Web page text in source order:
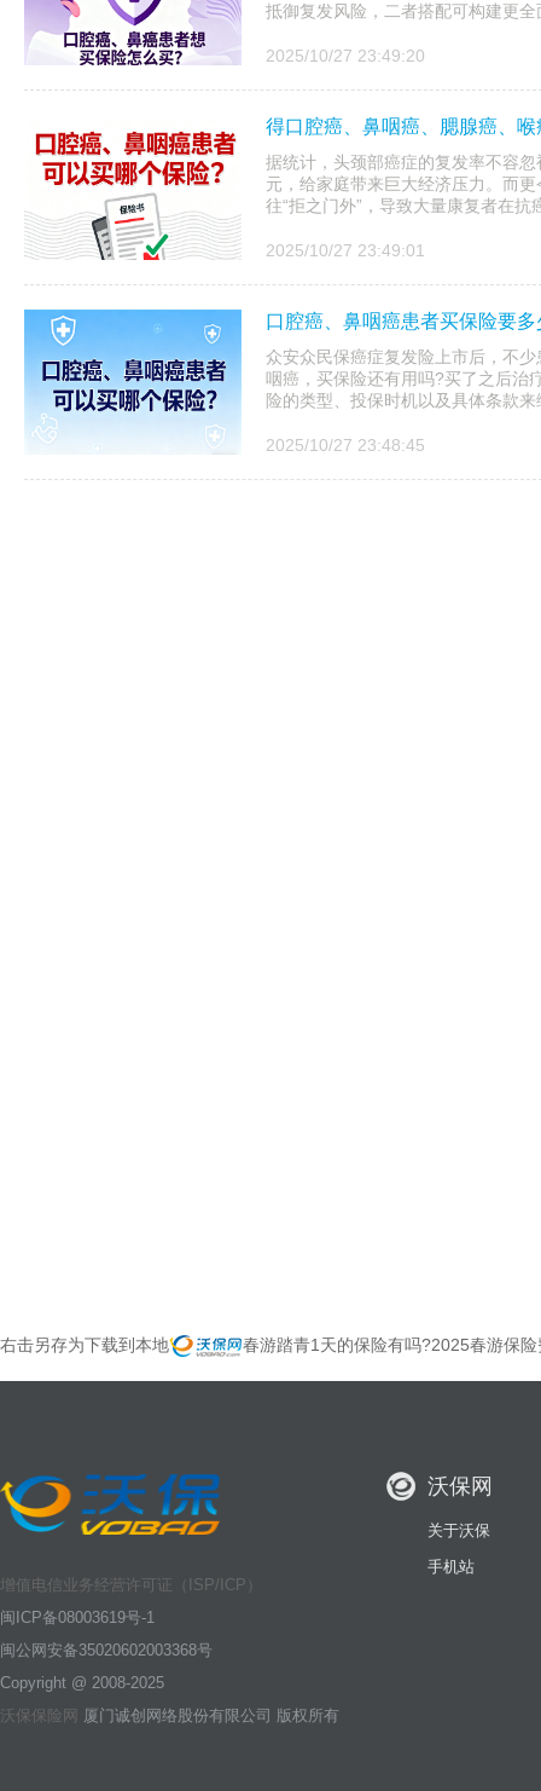
抵御复发风险，二者搭配可构建更
2025/10/27 23:49:20
得口腔癌、鼻咽癌、腮腺癌、
据统计，头颈部癌症的复发率不容
元，给家庭带来巨大经济压力。而
往“拒之门外”，导致大量康复者在抗
2025/10/27 23:49:01
口腔癌、鼻咽癌患者买保险要
众安众民保癌症复发险上市后，不
咽癌，买保险还有用吗?买了之后治
险的类型、投保时机以及具体条款
2025/10/27 23:48:45
右击另存为下载到本地 春游踏青1天的保险有吗?2025春游保
增值电信业务经营许可证（ISP/ICP）
闽ICP备08003619号-1
闽公网安备35020602003368号
Copyright @ 2008-2025
沃保保险网 厦门诚创网络股份有限公司 版权所有
沃保网
关于沃保
手机站